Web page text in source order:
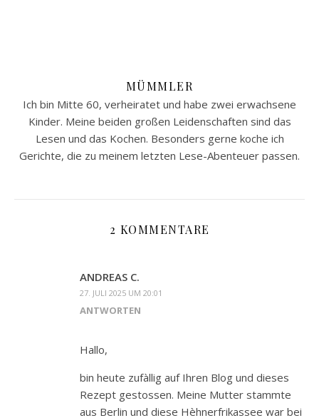
MÜMMLER
Ich bin Mitte 60, verheiratet und habe zwei erwachsene
Kinder. Meine beiden großen Leidenschaften sind das
Lesen und das Kochen. Besonders gerne koche ich
Gerichte, die zu meinem letzten Lese-Abenteuer passen.
2 KOMMENTARE
ANDREAS C.
27. JULI 2025 UM 20:01
ANTWORTEN
Hallo,
bin heute zufàllig auf Ihren Blog und dieses
Rezept gestossen. Meine Mutter stammte
aus Berlin und diese Hèhnerfrikassee war bei